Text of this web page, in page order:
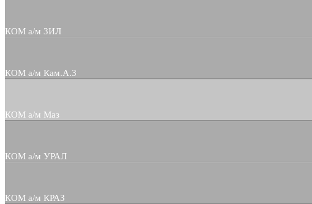
КОМ а/м ЗИЛ
КОМ а/м Кам.А.З
КОМ а/м Маз
КОМ а/м УРАЛ
КОМ а/м КРАЗ